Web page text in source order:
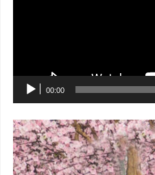
00:00